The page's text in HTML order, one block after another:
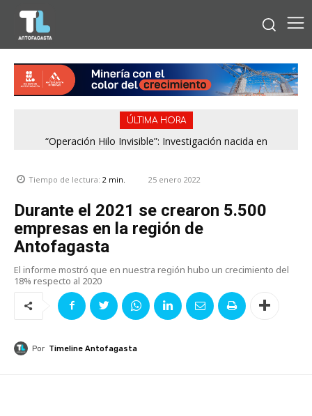
ÚLTIMA HORA
“Operación Hilo Invisible”: Investigación nacida en
Región de Antofagasta enfrentará nuevo episodio
Tiempo de lectura: 2 min. 25 enero 2022
Durante el 2021 se crearon 5.500
empresas en la región de
Antofagasta
El informe mostró que en nuestra región hubo un crecimiento del
18% respecto al 2020
Por Timeline Antofagasta